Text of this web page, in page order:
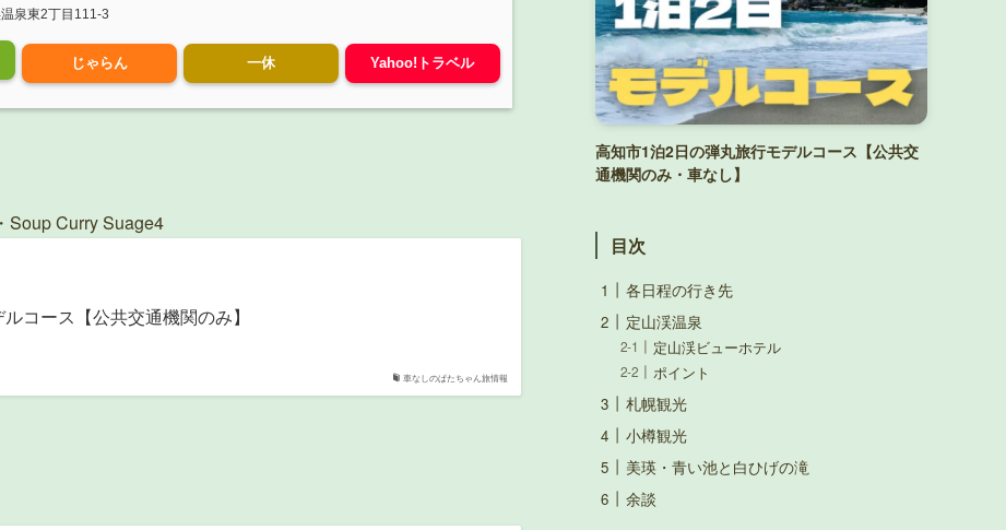
泉東2丁目111-3
じゃらん 一休 Yahoo!トラベル
Soup Curry Suage4
車なしのぱたちゃん旅情報
コース【公共交通機関のみ】
高知市1泊2日の弾丸旅行モデルコース【公共交
通機関のみ・車なし】
目次
各日程の行き先
定山渓温泉
定山渓ビューホテル
ポイント
札幌観光
小樽観光
美瑛・青い池と白ひげの滝
余談